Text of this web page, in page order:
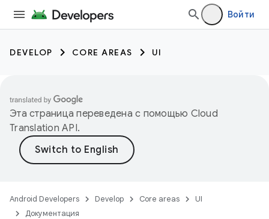
Войти
DEVELOP CORE AREAS UI
Эта страница переведена с помощью Cloud
Translation API.
Android Developers Develop Core areas
UI
Документация